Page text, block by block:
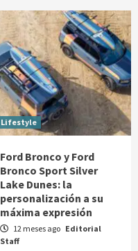
Lifestyle
Ford Bronco y Ford
Bronco Sport Silver
Lake Dunes: la
personalización a su
máxima expresión
12 meses ago Editorial
Staff